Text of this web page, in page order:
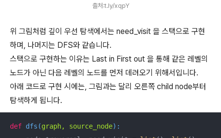
출처:t.ly/xqpY
위 그림처럼 깊이 우선 탐색에서는 need_visit 을 스택으로 구현
하며, 나머지는 DFS와 같습니다.
스택으로 구현하는 이유는 Last in First out 을 통해 같은 레벨의
노드가 아닌 다음 레벨의 노드를 먼저 데려오기 위해서입니다.
아래 코드로 구현 시에는, 그림과는 달리 오른쪽 child node부터
탐색하게 됩니다.
def dfs (graph, source_node):